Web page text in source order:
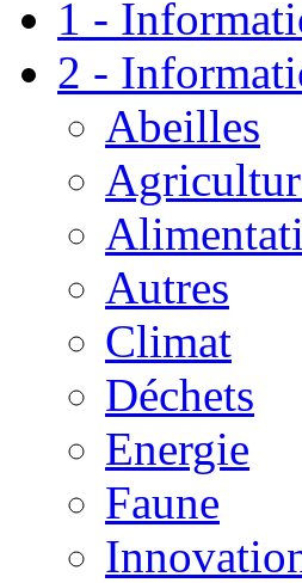
1 -
2 -
Abeilles
Autres
Climat
Déchets
Energie
Faune